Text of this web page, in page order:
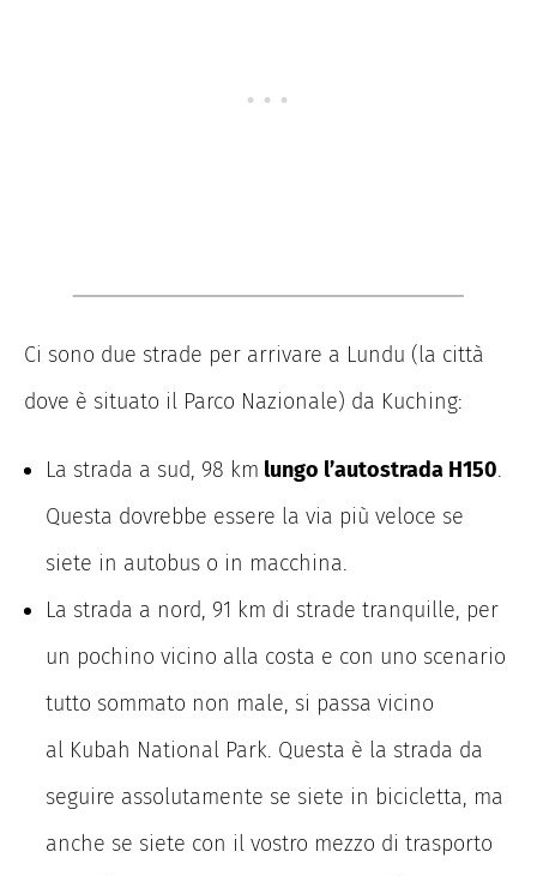
Ci sono due strade per arrivare a Lundu (la città
dove è situato il Parco Nazionale) da Kuching:
La strada a sud, 98 km lungo l’autostrada H150.
Questa dovrebbe essere la via più veloce se
siete in autobus o in macchina.
La strada a nord, 91 km di strade tranquille, per
un pochino vicino alla costa e con uno scenario
tutto sommato non male, si passa vicino
al Kubah National Park. Questa è la strada da
seguire assolutamente se siete in bicicletta, ma
anche se siete con il vostro mezzo di trasporto